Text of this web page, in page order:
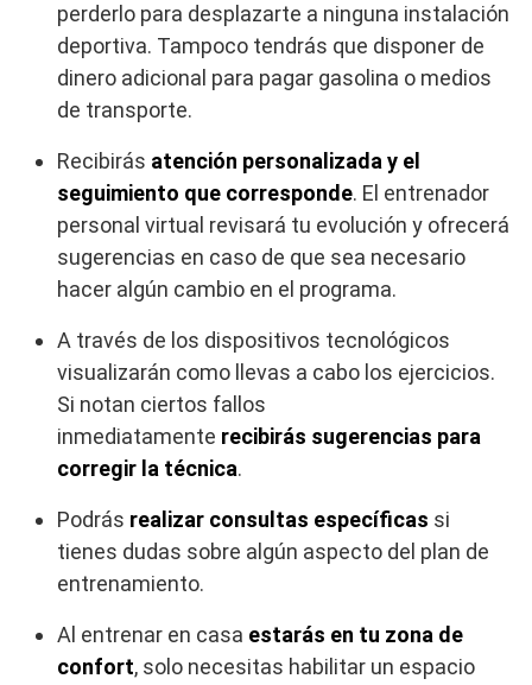
perderlo para desplazarte a ninguna instalación
deportiva. Tampoco tendrás que disponer de
dinero adicional para pagar gasolina o medios
de transporte.
Recibirás atención personalizada y el
seguimiento que corresponde. El entrenador
personal virtual revisará tu evolución y ofrecerá
sugerencias en caso de que sea necesario
hacer algún cambio en el programa.
A través de los dispositivos tecnológicos
visualizarán como llevas a cabo los ejercicios.
Si notan ciertos fallos
inmediatamente recibirás sugerencias para
corregir la técnica.
Podrás realizar consultas específicas si
tienes dudas sobre algún aspecto del plan de
entrenamiento.
Al entrenar en casa estarás en tu zona de
confort, solo necesitas habilitar un espacio